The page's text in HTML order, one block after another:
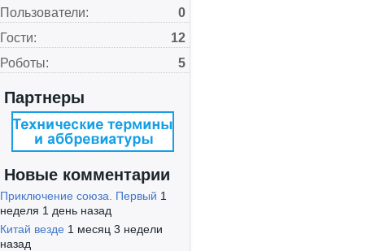
Пользователи:
0
Гости:
12
Роботы:
5
Партнеры
Новые комментарии
Приключение союза. Первый 1
неделя 1 день назад
Китай везде 1 месяц 3 недели
назад